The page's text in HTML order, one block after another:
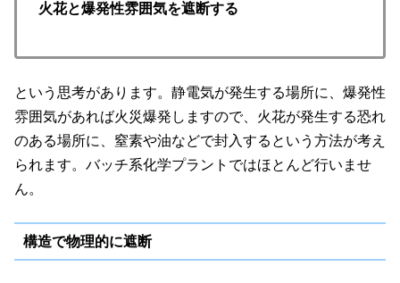
火花と爆発性雰囲気を遮断する
という思考があります。静電気が発生する場所に、爆発性
雰囲気があれば火災爆発しますので、火花が発生する恐れ
のある場所に、窒素や油などで封入するという方法が考え
られます。バッチ系化学プラントではほとんど行いませ
ん。
構造で物理的に遮断